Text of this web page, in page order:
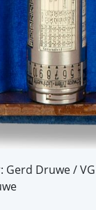
Gerd Druwe /